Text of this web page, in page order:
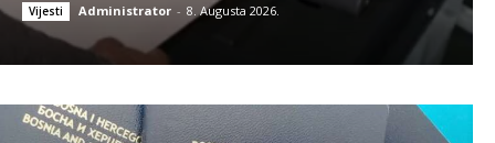
Vijesti Administrator - 8. Augusta 2026.